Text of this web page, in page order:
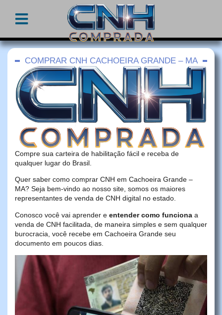
COMPRAR CNH CACHOEIRA GRANDE – MA
Compre sua carteira de habilitação fácil e receba de
qualquer lugar do Brasil.
Quer saber como comprar CNH em Cachoeira Grande –
MA? Seja bem-vindo ao nosso site, somos os maiores
representantes de venda de CNH digital no estado.
Conosco você vai aprender e entender como funciona a
venda de CNH facilitada, de maneira simples e sem qualquer
burocracia, você recebe em Cachoeira Grande seu
documento em poucos dias.